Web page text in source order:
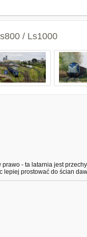
/ Ls1000
- ta latarnia jest
lepiej prostować do ścian